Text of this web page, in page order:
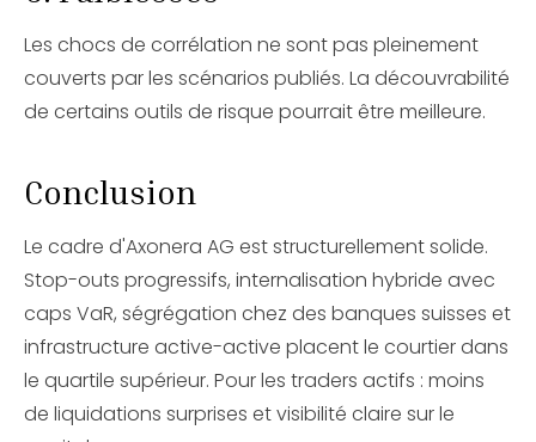
Les chocs de corrélation ne sont pas pleinement
couverts par les scénarios publiés. La découvrabilité
de certains outils de risque pourrait être meilleure.
Conclusion
Le cadre d'Axonera AG est structurellement solide.
Stop-outs progressifs, internalisation hybride avec
caps VaR, ségrégation chez des banques suisses et
infrastructure active-active placent le courtier dans
le quartile supérieur. Pour les traders actifs : moins
de liquidations surprises et visibilité claire sur le